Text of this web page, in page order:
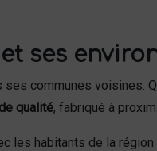
ses
communes voisines.
qualité, fabriqué à
les habitants de la